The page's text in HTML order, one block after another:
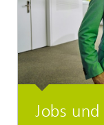
Jobs